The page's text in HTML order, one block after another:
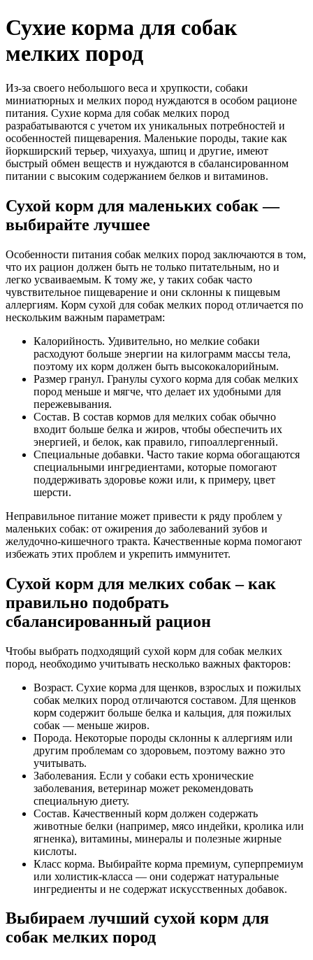
Сухие корма для собак
мелких пород
Из-за своего небольшого веса и хрупкости, собаки
миниатюрных и мелких пород нуждаются в особом рационе
питания. Сухие корма для собак мелких пород
разрабатываются с учетом их уникальных потребностей и
особенностей пищеварения. Маленькие породы, такие как
йоркширский терьер, чихуахуа, шпиц и другие, имеют
быстрый обмен веществ и нуждаются в сбалансированном
питании с высоким содержанием белков и витаминов.
Сухой корм для маленьких собак —
выбирайте лучшее
Особенности питания собак мелких пород заключаются в том,
что их рацион должен быть не только питательным, но и
легко усваиваемым. К тому же, у таких собак часто
чувствительное пищеварение и они склонны к пищевым
аллергиям. Корм сухой для собак мелких пород отличается по
нескольким важным параметрам:
Калорийность. Удивительно, но мелкие собаки
расходуют больше энергии на килограмм массы тела,
поэтому их корм должен быть высококалорийным.
Размер гранул. Гранулы сухого корма для собак мелких
пород меньше и мягче, что делает их удобными для
пережевывания.
Состав. В состав кормов для мелких собак обычно
входит больше белка и жиров, чтобы обеспечить их
энергией, и белок, как правило, гипоаллергенный.
Специальные добавки. Часто такие корма обогащаются
специальными ингредиентами, которые помогают
поддерживать здоровье кожи или, к примеру, цвет
шерсти.
Неправильное питание может привести к ряду проблем у
маленьких собак: от ожирения до заболеваний зубов и
желудочно-кишечного тракта. Качественные корма помогают
избежать этих проблем и укрепить иммунитет.
Сухой корм для мелких собак – как
правильно подобрать
сбалансированный рацион
Чтобы выбрать подходящий сухой корм для собак мелких
пород, необходимо учитывать несколько важных факторов:
Возраст. Сухие корма для щенков, взрослых и пожилых
собак мелких пород отличаются составом. Для щенков
корм содержит больше белка и кальция, для пожилых
собак — меньше жиров.
Порода. Некоторые породы склонны к аллергиям или
другим проблемам со здоровьем, поэтому важно это
учитывать.
Заболевания. Если у собаки есть хронические
заболевания, ветеринар может рекомендовать
специальную диету.
Состав. Качественный корм должен содержать
животные белки (например, мясо индейки, кролика или
ягненка), витамины, минералы и полезные жирные
кислоты.
Класс корма. Выбирайте корма премиум, суперпремиум
или холистик-класса — они содержат натуральные
ингредиенты и не содержат искусственных добавок.
Выбираем лучший сухой корм для
собак мелких пород